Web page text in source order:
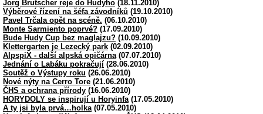
Jorg Brutscher reje do Hudyho (18.11.2010)
Výběrové řízení na šéfa závodníků (19.10.2010)
Pavel Trčala opět na scéně. (06.10.2010)
Monte Sarmiento poprvé? (17.09.2010)
Bude Hudy Cup bez maglajzu? (10.09.2010)
Klettergarten je Lezecký park (02.09.2010)
AlpspiX - další alpská opičárna (07.07.2010)
Jednání o Labáku pokračují (28.06.2010)
Soutěž o Výstupy roku (26.06.2010)
Nové nýty na Cerro Tore (21.06.2010)
ČHS a ochrana přírody (16.06.2010)
HORYDOLY se inspirují u Horyinfa (17.05.2010)
A ty jsi byla prvá…holka (07.05.2010)